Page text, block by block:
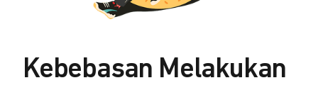
Kebebasan Melakukan